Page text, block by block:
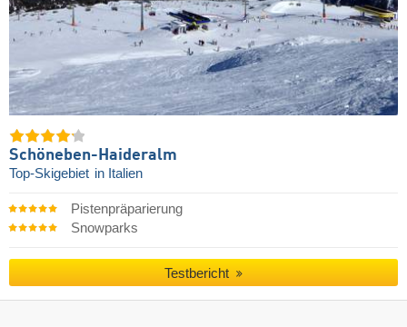
Schöneben-Haideralm
Top-Skigebiet in Italien
Pistenpräparierung
Snowparks
Testbericht